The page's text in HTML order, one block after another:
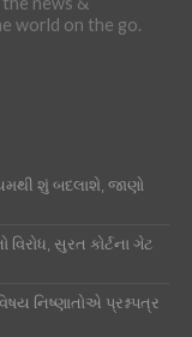
world on the go.
શું બદલાશે, જાણો
સુરત કોર્ટના ગેટ
નિષ્ણાતોએ પ્રશ્નપત્ર